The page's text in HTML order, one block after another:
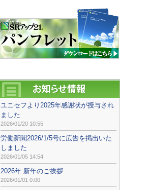
ユニセフより2025年感謝状が授与され
ました
2026/01/20 10:55
労働新聞2026/1/5号に広告を掲出いた
しました
2026/01/05 14:54
2026年 新年のご挨拶
2026/01/01 0:00